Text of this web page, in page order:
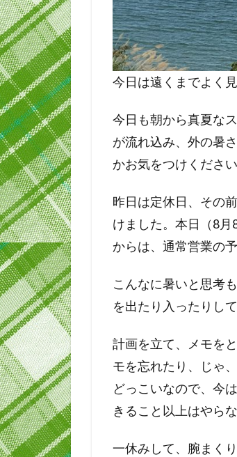
今日は遠くまでよく見
今日も朝から真夏な
が流れ込み、外の暑
かお気をつけください
昨日は定休日、その
けました。本日（8
からは、通常営業の予
こんなに暑いと思考
を出たり入ったりし
計画を立て、メモを
モを忘れたり、じゃ
どっこいなので、今
きること以上はやら
一休みして、腕まく